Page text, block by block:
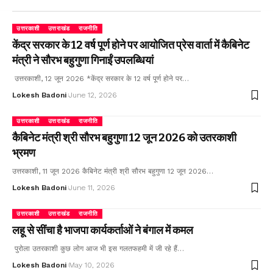
उत्तरकाशी उत्तराखंड राजनीति
केंद्र सरकार के 12 वर्ष पूर्ण होने पर आयोजित प्रेस वार्ता में कैबिनेट
मंत्री ने सौरभ बहुगुणा गिनाईं उपलब्धियां
उत्तरकाशी, 12 जून 2026 *केंद्र सरकार के 12 वर्ष पूर्ण होने पर…
Lokesh Badoni June 12, 2026
उत्तरकाशी उत्तराखंड राजनीति
कैबिनेट मंत्री श्री सौरभ बहुगुणा 12 जून 2026 को उतरकाशी
भ्रमण
उत्तरकाशी, 11 जून 2026 कैबिनेट मंत्री श्री सौरभ बहुगुणा 12 जून 2026…
Lokesh Badoni June 11, 2026
उत्तरकाशी उत्तराखंड राजनीति
लहू से सींचा है भाजपा कार्यकर्ताओं ने बंगाल में कमल
पुरोला उतरकाशी कुछ लोग आज भी इस गलतफहमी में जी रहे हैं…
Lokesh Badoni May 10, 2026